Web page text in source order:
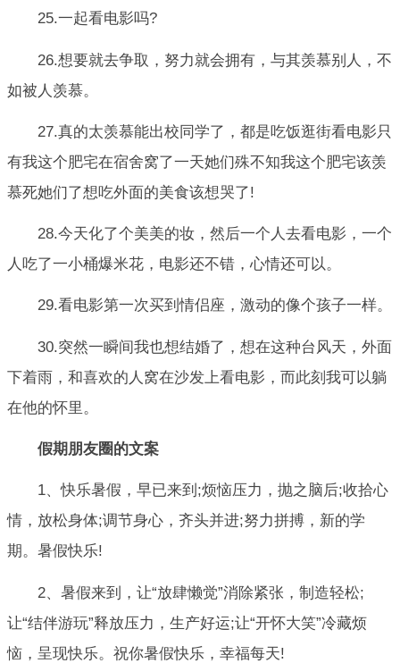
25.一起看电影吗?
26.想要就去争取，努力就会拥有，与其羡慕别人，不
如被人羡慕。
27.真的太羡慕能出校同学了，都是吃饭逛街看电影只
有我这个肥宅在宿舍窝了一天她们殊不知我这个肥宅该羡
慕死她们了想吃外面的美食该想哭了!
28.今天化了个美美的妆，然后一个人去看电影，一个
人吃了一小桶爆米花，电影还不错，心情还可以。
29.看电影第一次买到情侣座，激动的像个孩子一样。
30.突然一瞬间我也想结婚了，想在这种台风天，外面
下着雨，和喜欢的人窝在沙发上看电影，而此刻我可以躺
在他的怀里。
假期朋友圈的文案
1、快乐暑假，早已来到;烦恼压力，抛之脑后;收拾心
情，放松身体;调节身心，齐头并进;努力拼搏，新的学
期。暑假快乐!
2、暑假来到，让“放肆懒觉”消除紧张，制造轻松;
让“结伴游玩”释放压力，生产好运;让“开怀大笑”冷藏烦
恼，呈现快乐。祝你暑假快乐，幸福每天!